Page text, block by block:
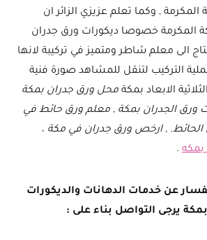
, وكما تعلم عزيزي الزائر ان
المكرمة خصوصا ديكورات ورق جدران
الى معلم شاطر ومتميز في تركيبة لانها
التركيب لتنقل للمشاهد صورة فنية
الابعاد بمكة محل ورق جدران بمكة
الجدران بمكة , معلم ورق حائط في
الحائط. , ارخص ورق جدران في مكة ،
بمكه .
عن خدمات الدهانات والديكورات
بمكة يرجى التواصل بناء على :